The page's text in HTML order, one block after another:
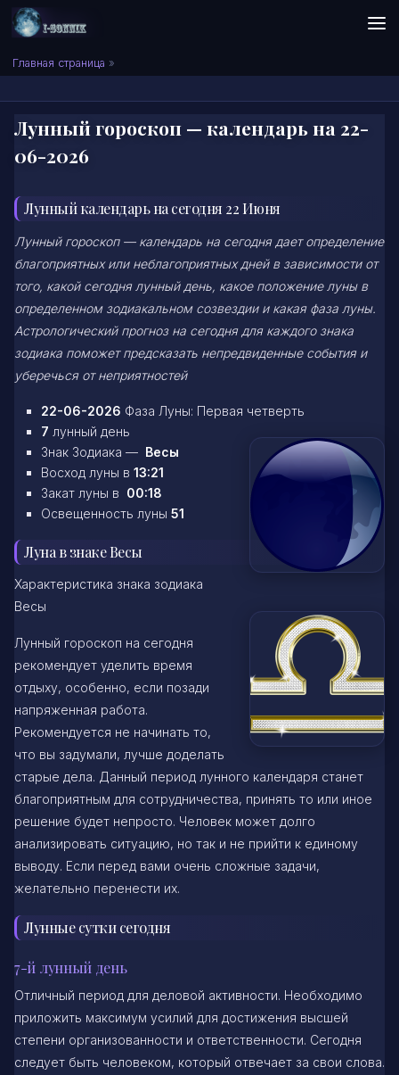
Skip to content
Сонник I-SONNIK.COM
Главная страница »
Лунный гороскоп — календарь на 22-
06-2026
Лунный календарь на сегодня 22 Июня
Лунный гороскоп — календарь на сегодня дает определение
благоприятных или неблагоприятных дней в зависимости от
того, какой сегодня лунный день, какое положение луны в
определенном зодиакальном созвездии и какая фаза луны.
Астрологический прогноз на сегодня для каждого знака
зодиака поможет предсказать непредвиденные события и
уберечься от неприятностей
22-06-2026 Фаза Луны: Первая четверть
7 лунный день
Знак Зодиака — Весы
Восход луны в 13:21
Закат луны в 00:18
Освещенность луны 51
Луна в знаке Весы
Характеристика знака зодиака
Весы
Лунный гороскоп на сегодня
рекомендует уделить время
отдыху, особенно, если позади
напряженная работа.
Рекомендуется не начинать то,
что вы задумали, лучше доделать
старые дела. Данный период лунного календаря станет
благоприятным для сотрудничества, принять то или иное
решение будет непросто. Человек может долго
анализировать ситуацию, но так и не прийти к единому
выводу. Если перед вами очень сложные задачи,
желательно перенести их.
Лунные сутки сегодня
7-й лунный день
Отличный период для деловой активности. Необходимо
приложить максимум усилий для достижения высшей
степени организованности и ответственности. Сегодня
следует быть человеком, который отвечает за свои слова.